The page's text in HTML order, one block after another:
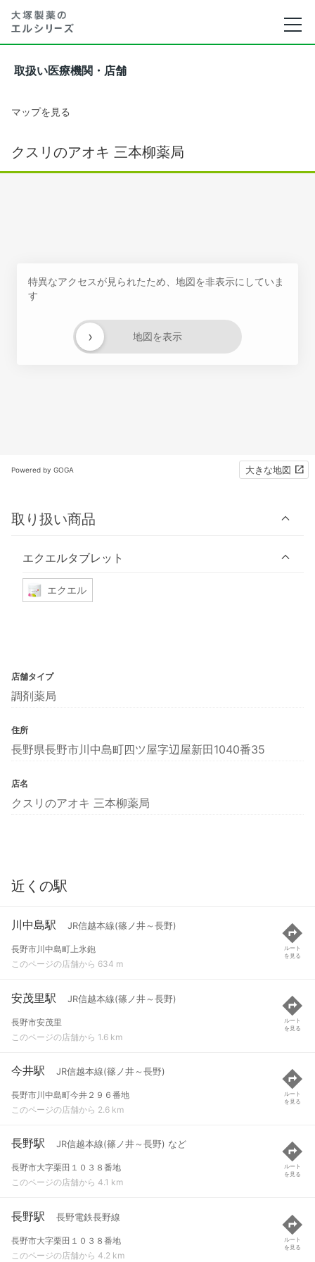
取扱い医療機関・店舗
マップを見る
クスリのアオキ 三本柳薬局
特異なアクセスが見られたため、地図を非表示にしていま
す
地図を表示
›
Powered by GOGA 大きな地図
取り扱い商品
エクエルタブレット
エクエル
店舗タイプ
調剤薬局
住所
長野県長野市川中島町四ツ屋字辺屋新田1040番35
店名
クスリのアオキ 三本柳薬局
近くの駅
川中島駅 JR信越本線(篠ノ井～長野)
長野市川中島町上氷鉋
このページの店舗から 634 m
ルート
を見る
安茂里駅 JR信越本線(篠ノ井～長野)
長野市安茂里
このページの店舗から 1.6 km
ルート
を見る
今井駅 JR信越本線(篠ノ井～長野)
長野市川中島町今井２９６番地
このページの店舗から 2.6 km
ルート
を見る
長野駅 JR信越本線(篠ノ井～長野) など
長野市大字栗田１０３８番地
このページの店舗から 4.1 km
ルート
を見る
長野駅 長野電鉄長野線
長野市大字栗田１０３８番地
このページの店舗から 4.2 km
ルート
を見る